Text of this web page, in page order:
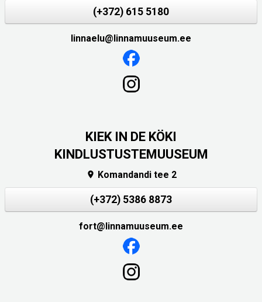
(+372) 615 5180
linnaelu@linnamuuseum.ee
KIEK IN DE KÖKI
KINDLUSTUSTEMUUSEUM
 Komandandi tee 2
(+372) 5386 8873
fort@linnamuuseum.ee